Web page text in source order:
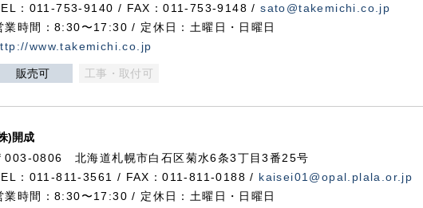
：011-753-9140 / FAX：011-753-9148 /sato@takemichi.co.jp
業時間：8:30〜17:30 / 定休日：土曜日・日曜日
www.takemichi.co.jp
販売可 工事・取付可
)開成
003-0806 北海道札幌市白石区菊水6条3丁目3番25号
：011-811-3561 / FAX：011-811-0188 / kaisei01@opal.plala.or.jp
業時間：8:30〜17:30 / 定休日：土曜日・日曜日